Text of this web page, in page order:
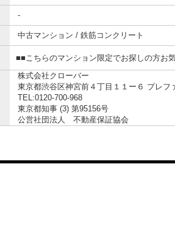
-
中古マンション / 鉄筋コンクリート
■■こちらのマンション限定でお探しの方お
株式会社クローバー
東京都渋谷区神宮前４丁目１１ー６ プレフ
TEL:0120-700-968
東京都知事 (3) 第95156号
公営社団法人 不動産保証協会